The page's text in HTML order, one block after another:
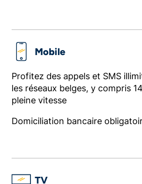
Mobile
Profitez des appels et SMS
les réseaux belges, y compris
pleine vitesse
Domiciliation bancaire
TV